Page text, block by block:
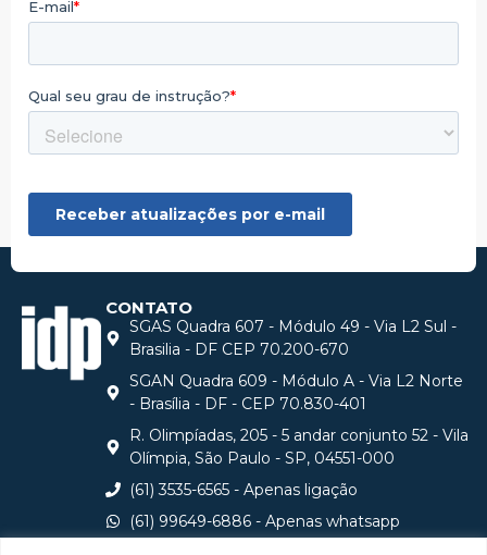
CONTATO
SGAS Quadra 607 - Módulo 49 - Via L2 Sul -
Brasilia - DF CEP 70.200-670
SGAN Quadra 609 - Módulo A - Via L2 Norte
- Brasília - DF - CEP 70.830-401
R. Olimpíadas, 205 - 5 andar conjunto 52 - Vila
Olímpia, São Paulo - SP, 04551-000
(61) 3535-6565 - Apenas ligação
(61) 99649-6886 - Apenas whatsapp